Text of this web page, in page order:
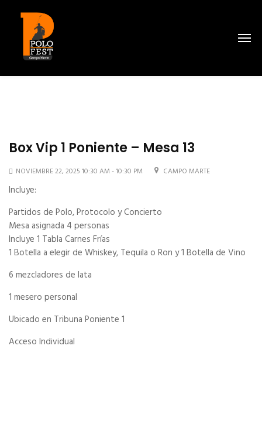
Box Vip 1 Poniente – Mesa 13
NOVIEMBRE 22, 2025 10:30 AM - 10:30 PM CAMPO MARTE
Incluye:
Partidos de Polo, Protocolo y Concierto
Mesa asignada 4 personas
Incluye 1 Tabla Carnes Frías
1 Botella a elegir de Whiskey, Tequila o Ron y 1 Botella de Vino
6 mezcladores de lata
1 mesero personal
Ubicado en Tribuna Poniente 1
Acceso Individual